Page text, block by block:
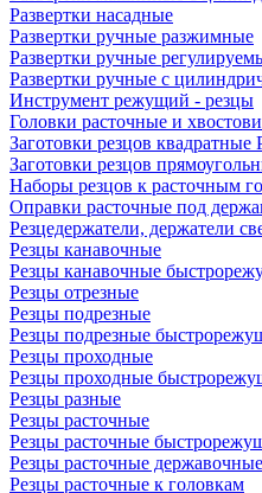
Развертки насадные
Развертки ручные разжимные
Развертки ручные
Развертки ручные с
Инструмент режущий - резцы
Головки расточные и
Заготовки резцов
Заготовки резцов
Наборы резцов к расточным
Оправки расточные под
Резцедержатели, держатели
Резцы канавочные
Резцы канавочные
Резцы отрезные
Резцы подрезные
Резцы подрезные
Резцы проходные
Резцы проходные
Резцы разные
Резцы расточные
Резцы расточные
Резцы расточные
Резцы расточные к головкам